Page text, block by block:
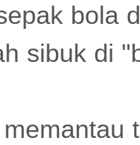
bola
sibuk di